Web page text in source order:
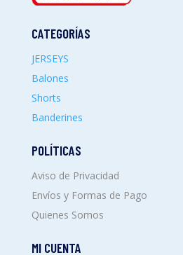
CATEGORÍAS
JERSEYS
Balones
Shorts
Banderines
POLÍTICAS
Aviso de Privacidad
Envíos y Formas de Pago
Quienes Somos
MI CUENTA